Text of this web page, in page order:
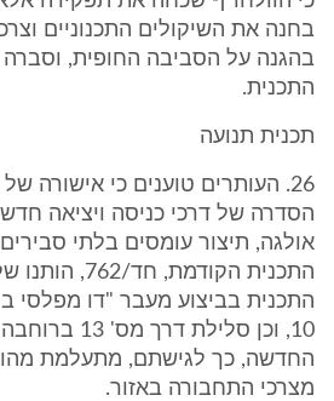
בחנה את השיקולים התכנוניים
בהגנה על הסביבה החופית,
התכנית.
תכנית תנועה
26. העותרים טוענים כי אישורה
הסדרה של דרכי כניסה ויציאה
אולגה, תיצור עומסים בלתי
התכנית הקודמת,
10, וכן סלילת
החדשה, כך לגישתם, מתעלמת
מצרכי התחבורה באזור.